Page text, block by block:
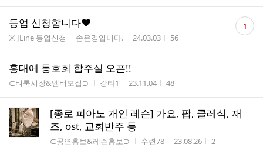
뉴
등업 신청합니다❤️
게시판명
※ JLine 등업신청 작성자
손은경입니다. 작성시간
24.03.03 조회수
56
댓
글 1
홍대에 동호회 합주실 오픈!!
게시판명
⊂벼룩시장&멤버모집⊃ 작성자
강타1 작성시간
23.11.04 조회수
48
[종로 피아노 개인 레슨] 가요, 팝, 클레식, 재
즈, ost, 교회반주 등
게시판명
⊂공연홍보&레슨홍보⊃ 작성자
수련78 작성시간
23.08.26 조회수
2